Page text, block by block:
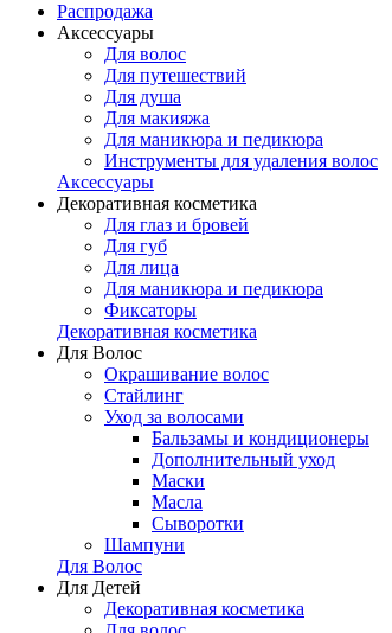
Распродажа
Аксессуары
Для волос
Для путешествий
Для душа
Для макияжа
Для маникюра и педикюра
Инструменты для удаления волос
Аксессуары
Декоративная косметика
Для глаз и бровей
Для губ
Для лица
Для маникюра и педикюра
Фиксаторы
Декоративная косметика
Для Волос
Окрашивание волос
Стайлинг
Уход за волосами
Бальзамы и кондиционеры
Дополнительный уход
Маски
Масла
Сыворотки
Шампуни
Для Волос
Для Детей
Декоративная косметика